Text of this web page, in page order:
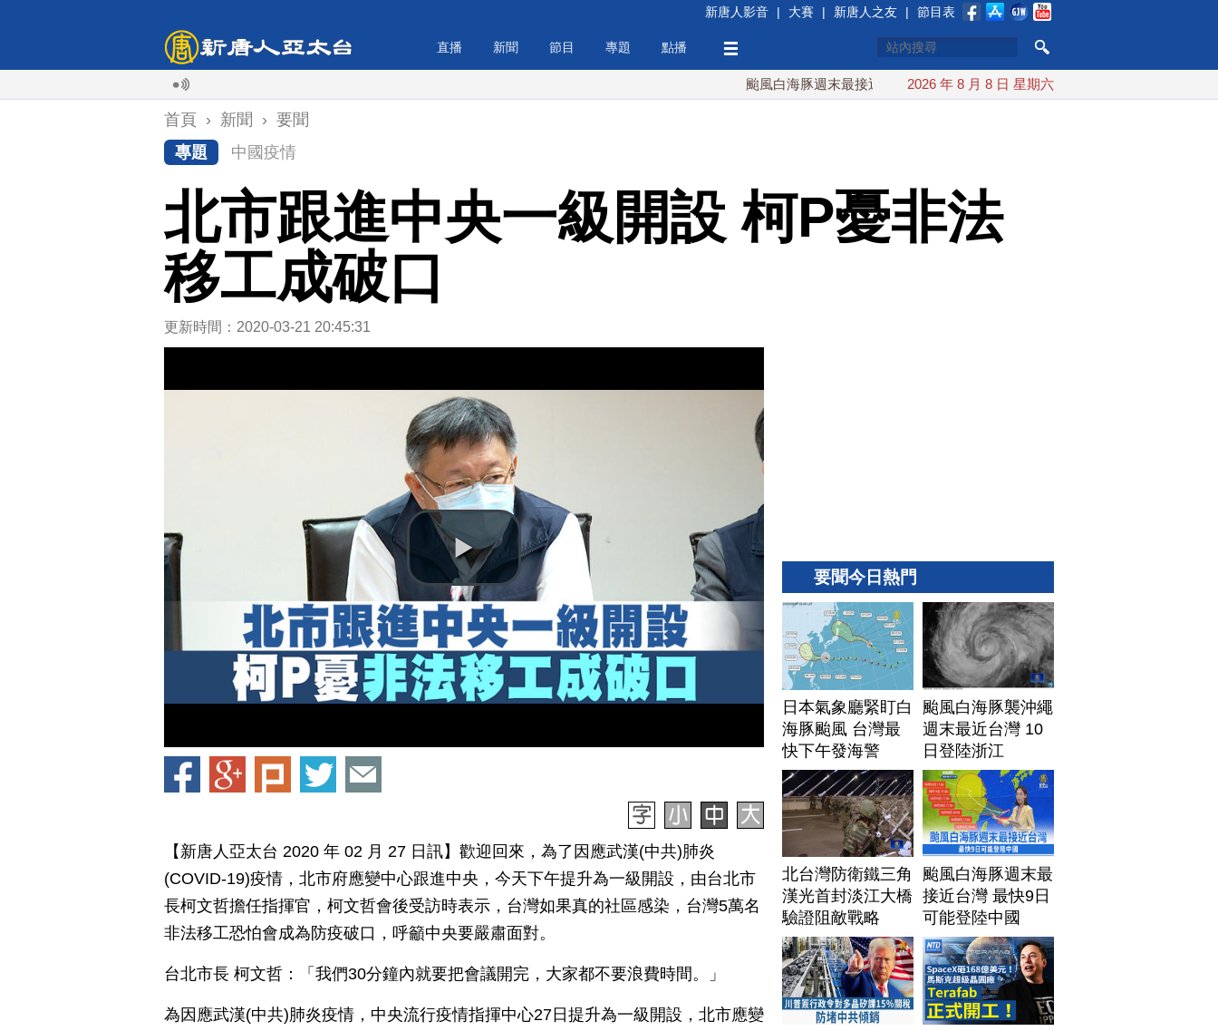
新唐人影音 | 大賽 | 新唐人之友 | 節目表
直播 新聞 節目 專題 點播
颱風白海豚週末最接近台灣 最快9日可能登陸中國 台灣漢光首結合城鎮演習 AIT
2026 年 8 月 8 日 星期六
首頁 › 新聞 › 要聞
專題
中國疫情
北市跟進中央一級開設 柯P憂非法
移工成破口
更新時間：2020-03-21 20:45:31
【新唐人亞太台 2020 年 02 月 27 日訊】歡迎回來，為了因應武漢(中共)肺炎
(COVID-19)疫情，北市府應變中心跟進中央，今天下午提升為一級開設，由台北市
長柯文哲擔任指揮官，柯文哲會後受訪時表示，台灣如果真的社區感染，台灣5萬名
非法移工恐怕會成為防疫破口，呼籲中央要嚴肅面對。
台北市長 柯文哲：「我們30分鐘內就要把會議開完，大家都不要浪費時間。」
為因應武漢(中共)肺炎疫情，中央流行疫情指揮中心27日提升為一級開設，北市應變
要聞今日熱門
日本氣象廳緊盯白
海豚颱風 台灣最
快下午發海警
颱風白海豚襲沖繩
週末最近台灣 10
日登陸浙江
北台灣防衛鐵三角
漢光首封淡江大橋
驗證阻敵戰略
颱風白海豚週末最
接近台灣 最快9日
可能登陸中國